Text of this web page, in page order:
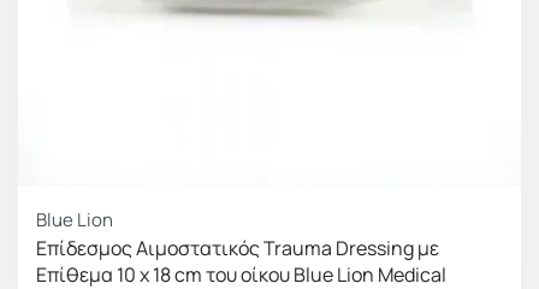
Blue Lion
Επίδεσμος Αιμοστατικός Trauma Dressing με
Επίθεμα 10 x 18 cm του οίκου Blue Lion Medical